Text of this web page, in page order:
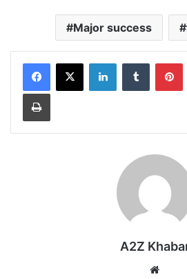
Major success
LinkedInTumblr
Print
A2Z